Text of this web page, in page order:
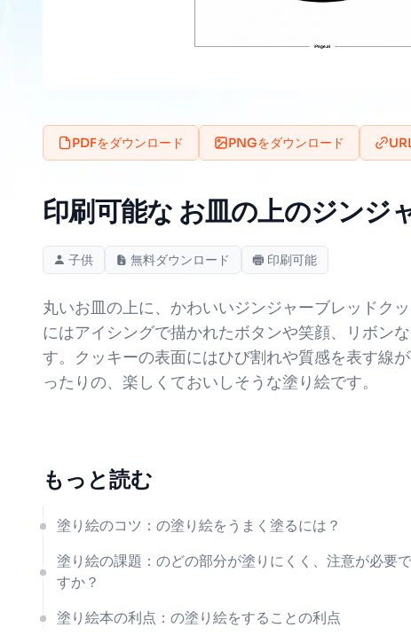
PDFをダウンロード PNGをダウンロード
印刷可能な お皿の上のジンジ
子供 無料ダウンロード 印刷可能
丸いお皿の上に、かわいいジンジャーブレッドク
にはアイシングで描かれたボタンや笑顔、リボン
す。クッキーの表面にはひび割れや質感を表す線
ったりの、楽しくておいしそうな塗り絵です。
もっと読む
塗り絵のコツ：の塗り絵をうまく塗るには？
塗り絵の課題：のどの部分が塗りにくく、注意が必要で
すか？
塗り絵本の利点：の塗り絵をすることの利点